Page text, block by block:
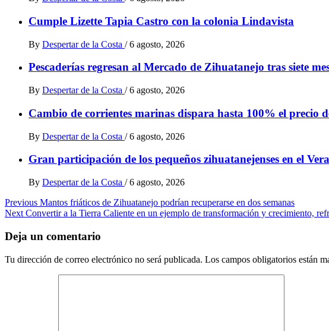
Cumple Lizette Tapia Castro con la colonia Lindavista
By Despertar de la Costa / 6 agosto, 2026
Pescaderías regresan al Mercado de Zihuatanejo tras siete
By Despertar de la Costa / 6 agosto, 2026
Cambio de corrientes marinas dispara hasta 100% el precio
By Despertar de la Costa / 6 agosto, 2026
Gran participación de los pequeños zihuatanejenses en el
By Despertar de la Costa / 6 agosto, 2026
Post
navigation
Previous Mantos friáticos de Zihuatanejo podrían recuperarse en dos semanas
Next Convertir a la Tierra Caliente en un ejemplo de transformación y crecimiento,
Deja un comentario
Tu dirección de correo electrónico no será publicada. Los campos obligatorios están